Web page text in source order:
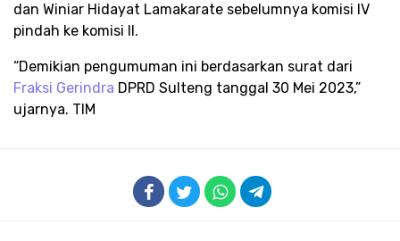
dan Winiar Hidayat Lamakarate sebelumnya komisi IV
pindah ke komisi II.
“Demikian pengumuman ini berdasarkan surat dari
Fraksi Gerindra DPRD Sulteng tanggal 30 Mei 2023,”
ujarnya. TIM